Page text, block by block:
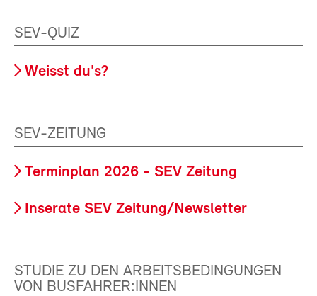
SEV-QUIZ
Weisst du's?
SEV-ZEITUNG
Terminplan 2026 - SEV Zeitung
Inserate SEV Zeitung/Newsletter
STUDIE ZU DEN ARBEITSBEDINGUNGEN
VON BUSFAHRER:INNEN